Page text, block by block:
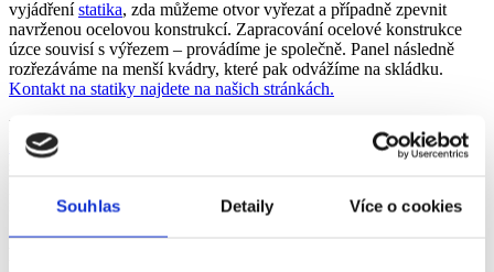
Souhlas Detaily Více o cookies
vyjádřenístatika, zda můžeme otvor vyřezat a případně zpevnit
navrženou ocelovou konstrukcí. Zapracování ocelové konstrukce
úzce souvisí s výřezem – provádíme je společně. Panel následně
rozřezáváme na menší kvádry, které pak odvážíme na skládku.
Kontakt na statiky najdete na našich stránkách.
Hotovou statickou zprávu naskenujte a pošlete nám ji přes
formulář
rozhoduje překlad navržený
statikem, výřez otvoru podle požadovaných rozměrů, výtah v domě,
na základě podkladů od statika.
Místo prácepřed řezáním je nutné shlédnout a domluvit se na